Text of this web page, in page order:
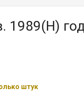
1989(H)
штук